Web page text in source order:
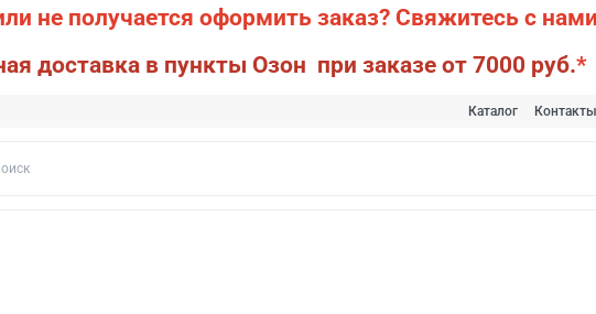
не получается оформить заказ? Свяжитесь с
доставка в пункты Озон при заказе от 7000 руб.*
Каталог Контакты